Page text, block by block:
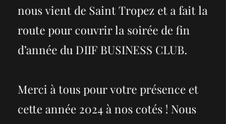
nous vient de Saint Tropez et a fait la
route pour couvrir la soirée de fin
d’année du DIIF BUSINESS CLUB.
Merci à tous pour votre présence et
cette année 2024 à nos cotés ! Nous